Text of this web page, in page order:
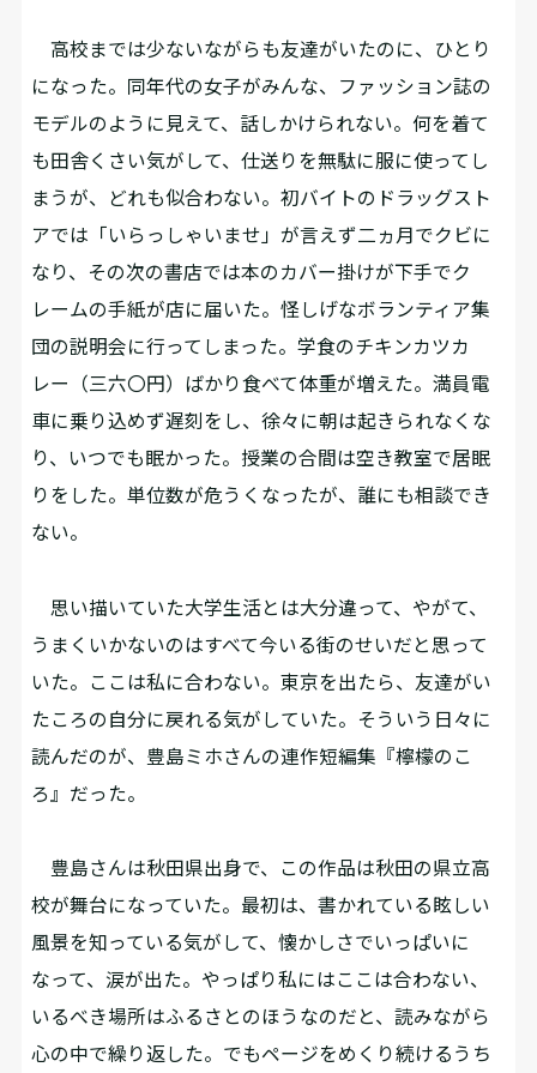
高校までは少ないながらも友達がいたのに、ひとり
になった。同年代の女子がみんな、ファッション誌の
モデルのように見えて、話しかけられない。何を着て
も田舎くさい気がして、仕送りを無駄に服に使ってし
まうが、どれも似合わない。初バイトのドラッグスト
アでは「いらっしゃいませ」が言えず二ヵ月でクビに
なり、その次の書店では本のカバー掛けが下手でク
レームの手紙が店に届いた。怪しげなボランティア集
団の説明会に行ってしまった。学食のチキンカツカ
レー（三六〇円）ばかり食べて体重が増えた。満員電
車に乗り込めず遅刻をし、徐々に朝は起きられなくな
り、いつでも眠かった。授業の合間は空き教室で居眠
りをした。単位数が危うくなったが、誰にも相談でき
ない。
思い描いていた大学生活とは大分違って、やがて、
うまくいかないのはすべて今いる街のせいだと思って
いた。ここは私に合わない。東京を出たら、友達がい
たころの自分に戻れる気がしていた。そういう日々に
読んだのが、豊島ミホさんの連作短編集『檸檬のこ
ろ』だった。
豊島さんは秋田県出身で、この作品は秋田の県立高
校が舞台になっていた。最初は、書かれている眩しい
風景を知っている気がして、懐かしさでいっぱいに
なって、涙が出た。やっぱり私にはここは合わない、
いるべき場所はふるさとのほうなのだと、読みながら
心の中で繰り返した。でもページをめくり続けるうち